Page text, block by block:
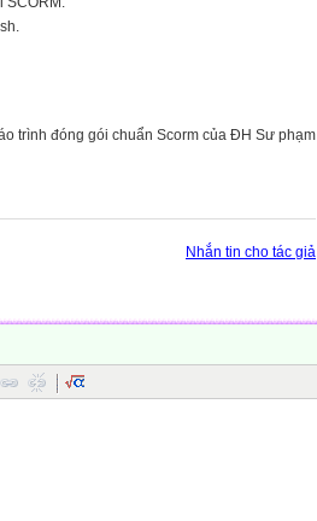
trình đóng gói chuẩn Scorm của ĐH Sư phạm
Nhắn tin cho tác giả